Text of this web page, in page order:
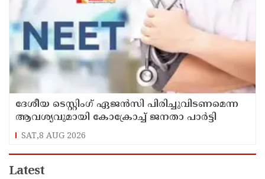
ദേശീയ ടെസ്റ്റിംഗ് ഏജന്‍സി പിരിച്ചുവിടണമെന്ന
ആവശ്യവുമായി കോക്രോച്ച് ജനതാ പാര്‍ട്ടി
SAT,8 AUG 2026
Latest